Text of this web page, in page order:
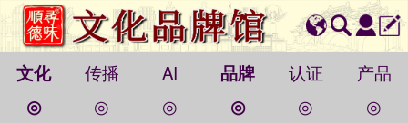
文化 传播 AI 品牌 认证 产品
◎ ◎ ◎ ◎ ◎ ◎